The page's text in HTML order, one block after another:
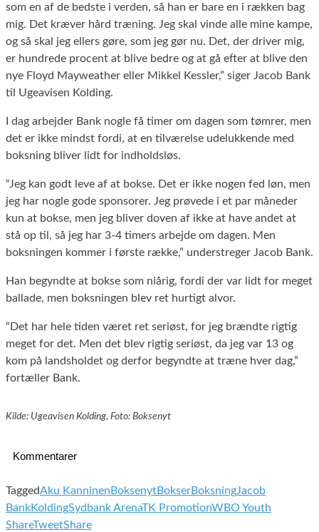
som en af de bedste i verden, så han er bare en i rækken bag
mig. Det kræver hård træning. Jeg skal vinde alle mine kampe,
og så skal jeg ellers gøre, som jeg gør nu. Det, der driver mig,
er hundrede procent at blive bedre og at gå efter at blive den
nye Floyd Mayweather eller Mikkel Kessler,” siger Jacob Bank
til Ugeavisen Kolding.
I dag arbejder Bank nogle få timer om dagen som tømrer, men
det er ikke mindst fordi, at en tilværelse udelukkende med
boksning bliver lidt for indholdsløs.
“Jeg kan godt leve af at bokse. Det er ikke nogen fed løn, men
jeg har nogle gode sponsorer. Jeg prøvede i et par måneder
kun at bokse, men jeg bliver doven af ikke at have andet at
stå op til, så jeg har 3-4 timers arbejde om dagen. Men
boksningen kommer i første række,” understreger Jacob Bank.
Han begyndte at bokse som niårig, fordi der var lidt for meget
ballade, men boksningen blev ret hurtigt alvor.
“Det har hele tiden været ret seriøst, for jeg brændte rigtig
meget for det. Men det blev rigtig seriøst, da jeg var 13 og
kom på landsholdet og derfor begyndte at træne hver dag,”
fortæller Bank.
Kilde: Ugeavisen Kolding, Foto: Boksenyt
Kommentarer
TaggedAku Kanninen BoksenytBokserBoksningJacob
BankKoldingSydbank ArenaTK PromotionWBO Youth
ShareTweetShare